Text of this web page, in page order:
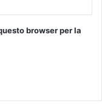
browser per la